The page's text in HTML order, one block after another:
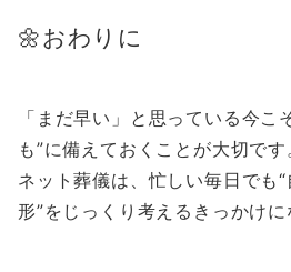
🌼おわりに
「まだ早い」と思っている今こ
も”に備えておくことが大切です
ネット葬儀は、忙しい毎日でも
形”をじっくり考えるきっかけに